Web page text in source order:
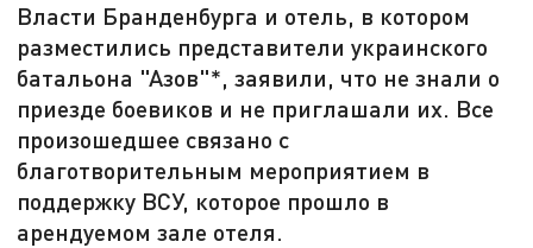
Власти Бранденбурга и отель, в котором
разместились представители украинского
батальона "Азов"*, заявили, что не знали о
приезде боевиков и не приглашали их. Все
произошедшее связано с
благотворительным мероприятием в
поддержку ВСУ, которое прошло в
арендуемом зале отеля.